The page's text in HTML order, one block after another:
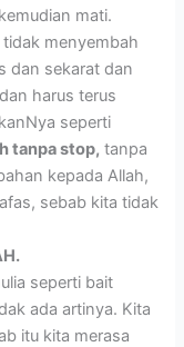
mati.
menyembah
dan sekarat dan
harus terus
seperti
tanpa stop, tanpa
kepada Allah,
sebab kita tidak
seperti bait
ada artinya. Kita
itu kita merasa